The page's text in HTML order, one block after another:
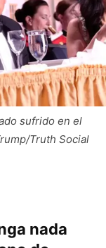
sufrido en el
Truth Social
nada